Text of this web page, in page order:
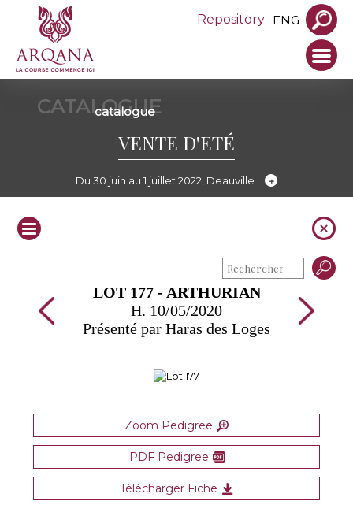
Repository ENG
CATALOGUE
catalogue
VENTE D'ETÉ
Du 30 juin au 1 juillet 2022, Deauville
LOT 177 - ARTHURIAN
H. 10/05/2020
Présenté par Haras des Loges
Zoom Pedigree
PDF Pedigree
Télécharger Fiche